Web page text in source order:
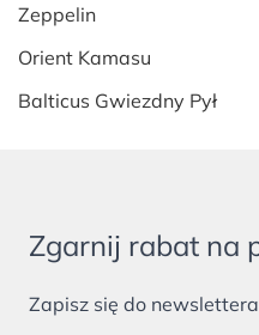
Zeppelin
Orient Kamasu
Balticus Gwiezdny Pył
Zgarnij rabat na
Zapisz się do